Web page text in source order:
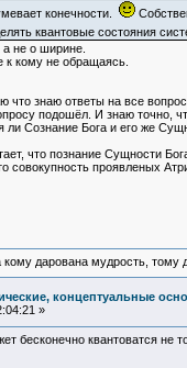
конечности.
квантовые состояния
не о ширине.
к кому не обращаясь.
знаю ответы на все
подошёл. И знаю точно,
Сознание Бога и его же
что познание Сущности
совокупность проявленых
дарована мудрость, тому
концептуальные
»
бесконечно квантоватся не